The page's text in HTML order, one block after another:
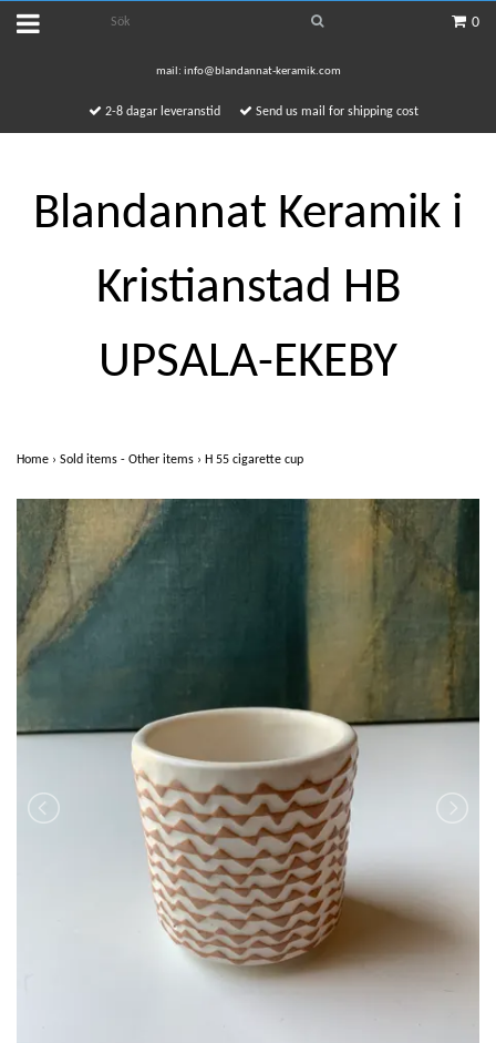
0
mail: info@blandannat-keramik.com
2-8 dagar leveranstid Send us mail for shipping cost
Blandannat Keramik i
Kristianstad HB
UPSALA-EKEBY
Home › Sold items - Other items › H 55 cigarette cup